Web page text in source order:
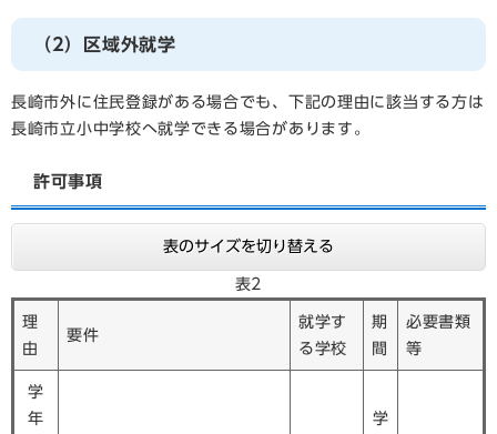
（2）区域外就学
長崎市外に住民登録がある場合でも、下記の理由に該当する方は
長崎市立小中学校へ就学できる場合があります。
許可事項
表のサイズを切り替える
表2
理
由
要件
就学す
る学校
期
間
必要書類
等
学
年
学